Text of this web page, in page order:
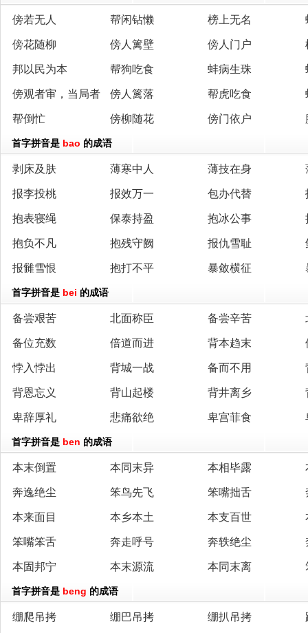
傍若无人 帮闲钻懒 榜上无名
傍花随柳 傍人篱壁 傍人门户
邦以民为本 帮狗吃食 蚌病生珠
傍观者审，当局者
迷
傍人篱落 帮虎吃食
帮倒忙 傍柳随花 傍门依户
首字拼音是 bao 的成语
剥床及肤 薄寒中人 薄技在身
报李投桃 报效万一 包办代替
抱表寝绳 保泰持盈 抱冰公事
抱负不凡 抱残守阙 报仇雪耻
报雠雪恨 抱打不平 暴敛横征
首字拼音是 bei 的成语
备尝艰苦 北面称臣 备尝辛苦
备位充数 倍道而进 背本趋末
悖入悖出 背城一战 备而不用
背恩忘义 背山起楼 背井离乡
卑辞厚礼 悲痛欲绝 卑宫菲食
首字拼音是 ben 的成语
本末倒置 本同末异 本相毕露
奔逸绝尘 笨鸟先飞 笨嘴拙舌
本来面目 本乡本土 本支百世
笨嘴笨舌 奔走呼号 奔轶绝尘
本固邦宁 本末源流 本同末离
首字拼音是 beng 的成语
绷爬吊拷 绷巴吊拷 绷扒吊拷